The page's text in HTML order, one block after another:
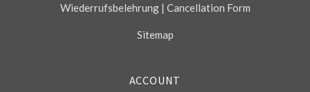
Wiederrufsbelehrung | Cancellation Form
Sitemap
ACCOUNT